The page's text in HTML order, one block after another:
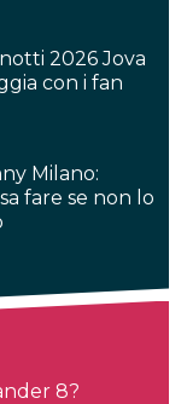
2026 Jova
con i fan
Milano:
fare se non lo
8?